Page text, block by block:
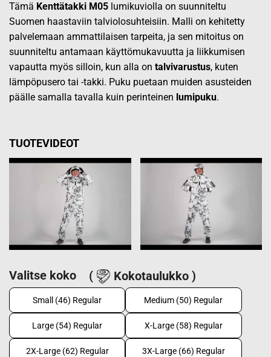
Tämä Kenttätakki M05 lumikuviolla on suunniteltu
Suomen haastaviin talviolosuhteisiin. Malli on kehitetty
palvelemaan ammattilaisen tarpeita, ja sen mitoitus on
suunniteltu antamaan käyttömukavuutta ja liikkumisen
vapautta myös silloin, kun alla on talvivarustus, kuten
lämpöpusero tai -takki. Puku puetaan muiden asusteiden
päälle samalla tavalla kuin perinteinen lumipuku.
TUOTEVIDEOT
Valitse koko ( Kokotaulukko )
Small (46) Regular Medium (50) Regular
Large (54) Regular X-Large (58) Regular
2X-Large (62) Regular 3X-Large (66) Regular